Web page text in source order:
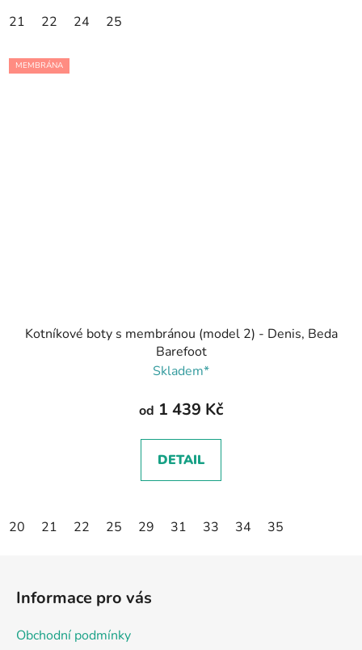
21 22 24 25
MEMBRÁNA
Kotníkové boty s membránou (model 2) - Denis, Beda
Barefoot
Skladem*
od 1 439 Kč
DETAIL
20 21 22 25 29 31 33 34 35
Informace pro vás
Obchodní podmínky